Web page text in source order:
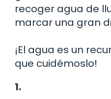
recoger agua de
marcar una gran
¡El agua es un
que cuidémoslo!
1.